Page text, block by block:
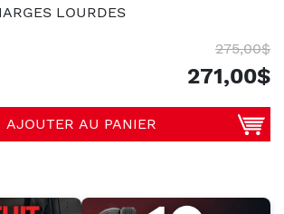
LOURDES
275,00$
271,00$
AJOUTER AU PANIER